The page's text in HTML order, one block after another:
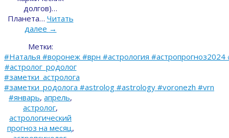
долгов)…
Планета… Читать
далее →
Метки:
#Наталья #воронеж #врн #астрология #астропрогноз2024
#астролог_родолог
#заметки_астролога
#заметки_родолога #astrolog #astrology #voronezh #vrn
#январь, апрель,
астролог,
астрологический
прогноз на месяц ,